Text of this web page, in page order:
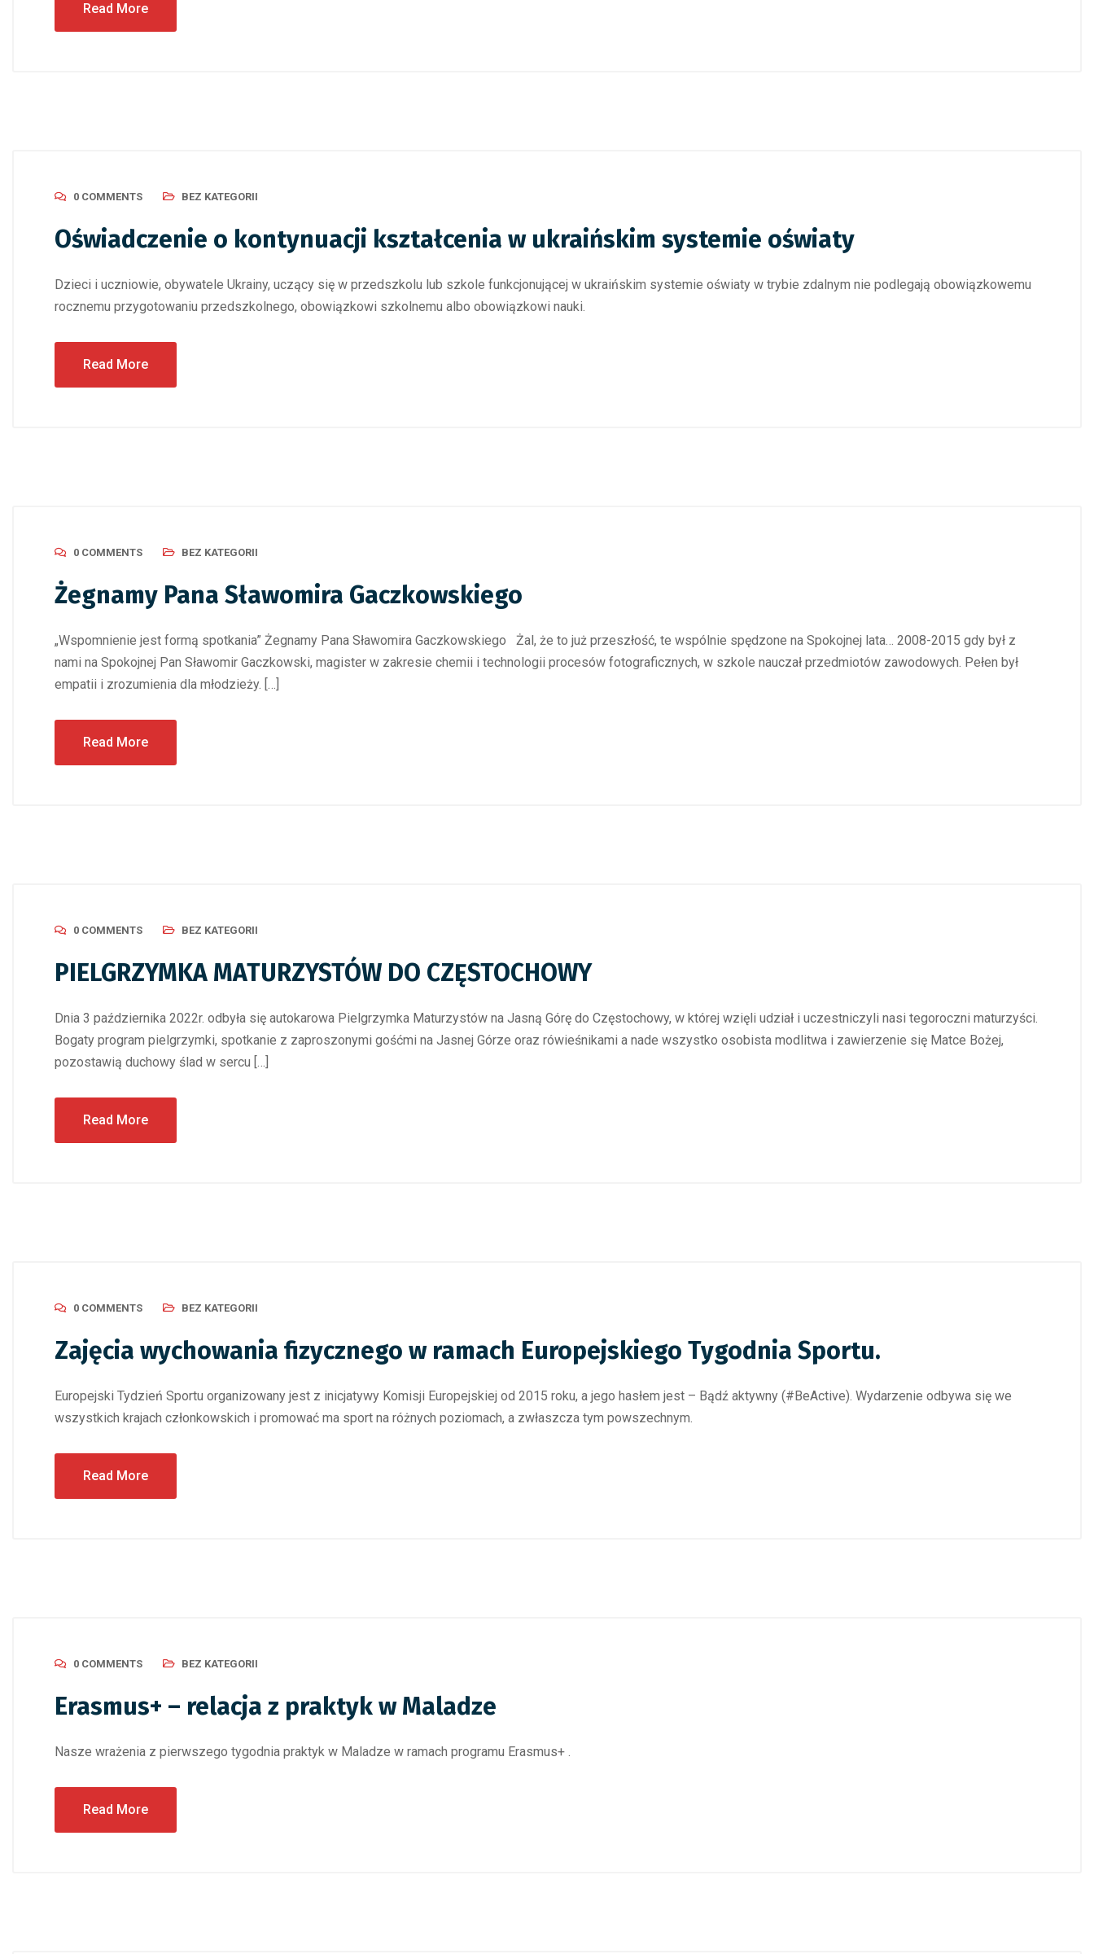
Read More
0 COMMENTS BEZ KATEGORII
Oświadczenie o kontynuacji kształcenia w ukraińskim systemie oświaty
Dzieci i uczniowie, obywatele Ukrainy, uczący się w przedszkolu lub szkole funkcjonującej w ukraińskim systemie oświaty w trybie zdalnym nie podlegają obowiązkowemu
rocznemu przygotowaniu przedszkolnego, obowiązkowi szkolnemu albo obowiązkowi nauki.
Read More
0 COMMENTS BEZ KATEGORII
Żegnamy Pana Sławomira Gaczkowskiego
„Wspomnienie jest formą spotkania” Żegnamy Pana Sławomira Gaczkowskiego Żal, że to już przeszłość, te wspólnie spędzone na Spokojnej lata… 2008-2015 gdy był z
nami na Spokojnej Pan Sławomir Gaczkowski, magister w zakresie chemii i technologii procesów fotograficznych, w szkole nauczał przedmiotów zawodowych. Pełen był
empatii i zrozumienia dla młodzieży. […]
Read More
0 COMMENTS BEZ KATEGORII
PIELGRZYMKA MATURZYSTÓW DO CZĘSTOCHOWY
Dnia 3 października 2022r. odbyła się autokarowa Pielgrzymka Maturzystów na Jasną Górę do Częstochowy, w której wzięli udział i uczestniczyli nasi tegoroczni maturzyści.
Bogaty program pielgrzymki, spotkanie z zaproszonymi gośćmi na Jasnej Górze oraz rówieśnikami a nade wszystko osobista modlitwa i zawierzenie się Matce Bożej,
pozostawią duchowy ślad w sercu […]
Read More
0 COMMENTS BEZ KATEGORII
Zajęcia wychowania fizycznego w ramach Europejskiego Tygodnia Sportu.
Europejski Tydzień Sportu organizowany jest z inicjatywy Komisji Europejskiej od 2015 roku, a jego hasłem jest – Bądź aktywny (#BeActive). Wydarzenie odbywa się we
wszystkich krajach członkowskich i promować ma sport na różnych poziomach, a zwłaszcza tym powszechnym.
Read More
0 COMMENTS BEZ KATEGORII
Erasmus+ – relacja z praktyk w Maladze
Nasze wrażenia z pierwszego tygodnia praktyk w Maladze w ramach programu Erasmus+ .
Read More